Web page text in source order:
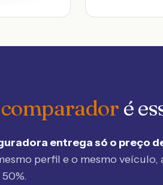
comparador é
entrega só o preço
perfil e o mesmo veículo,